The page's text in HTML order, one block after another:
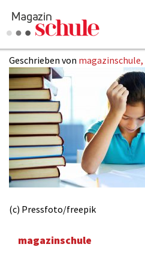
Online-Magazin
Newsletter
Mediadaten
Kontakt
Impressum
Versenden
Kommentieren
Abonnieren
Anmelden
Geschrieben von magazinschule,
(c) Pressfoto/freepik
magazinschule